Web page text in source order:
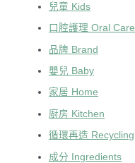
兒童 Kids
口腔護理 Oral Care
品牌 Brand
嬰兒 Baby
家居 Home
廚房 Kitchen
循環再造 Recycling
成分 Ingredients